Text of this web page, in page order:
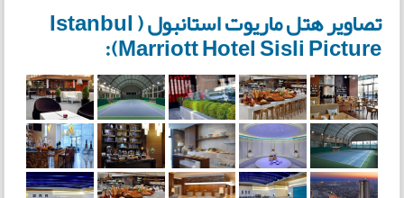
تصاویر هتل ماریوت استانبول ( Istanbul
Marriott Hotel Sisli Picture):